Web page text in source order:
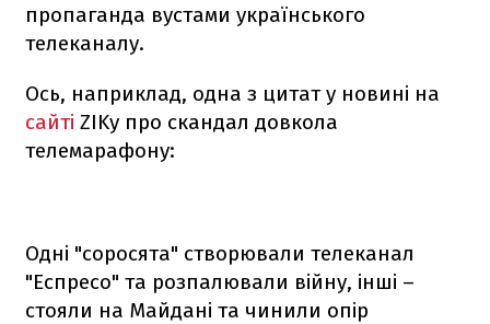
пропаганда вустами українського
телеканалу.
Ось, наприклад, одна з цитат у новині на
сайті ZIKу про скандал довкола
телемарафону:
Одні "соросята" створювали телеканал
"Еспресо" та розпалювали війну, інші –
стояли на Майдані та чинили опір